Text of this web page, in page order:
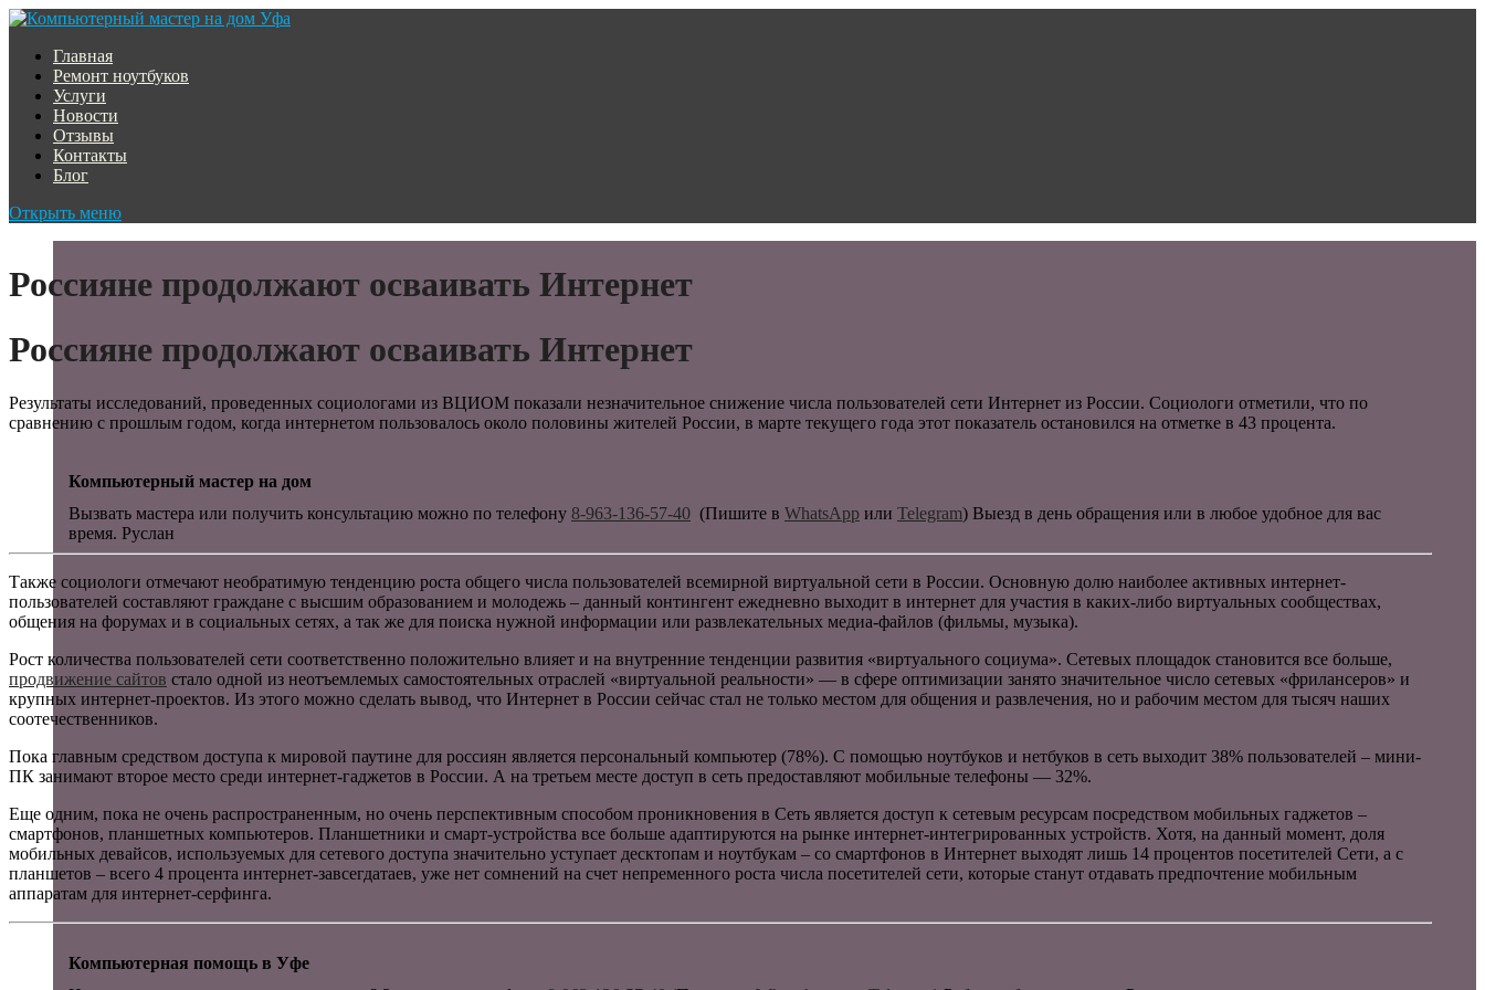
Главная
Ремонт ноутбуков
Услуги
Новости
Отзывы
Контакты
Блог
Открыть меню
Россияне продолжают осваивать Интернет
Россияне продолжают осваивать Интернет
Результаты исследований, проведенных социологами из ВЦИОМ показали незначительное снижение числа пользователей сети Интернет из России. Социологи отметили, что по
сравнению с прошлым годом, когда интернетом пользовалось около половины жителей России, в марте текущего года этот показатель остановился на отметке в 43 процента.
Компьютерный мастер на дом
Вызвать мастера или получить консультацию можно по телефону 8-963-136-57-40 (Пишите в WhatsApp или Telegram) Выезд в день обращения или в любое удобное для вас
время. Руслан
Также социологи отмечают необратимую тенденцию роста общего числа пользователей всемирной виртуальной сети в России. Основную долю наиболее активных интернет-
пользователей составляют граждане с высшим образованием и молодежь – данный контингент ежедневно выходит в интернет для участия в каких-либо виртуальных сообществах,
общения на форумах и в социальных сетях, а так же для поиска нужной информации или развлекательных медиа-файлов (фильмы, музыка).
Рост количества пользователей сети соответственно положительно влияет и на внутренние тенденции развития «виртуального социума». Сетевых площадок становится все больше,
продвижение сайтов стало одной из неотъемлемых самостоятельных отраслей «виртуальной реальности» — в сфере оптимизации занято значительное число сетевых «фрилансеров» и
крупных интернет-проектов. Из этого можно сделать вывод, что Интернет в России сейчас стал не только местом для общения и развлечения, но и рабочим местом для тысяч наших
соотечественников.
Пока главным средством доступа к мировой паутине для россиян является персональный компьютер (78%). С помощью ноутбуков и нетбуков в сеть выходит 38% пользователей – мини-
ПК занимают второе место среди интернет-гаджетов в России. А на третьем месте доступ в сеть предоставляют мобильные телефоны — 32%.
Еще одним, пока не очень распространенным, но очень перспективным способом проникновения в Сеть является доступ к сетевым ресурсам посредством мобильных гаджетов –
смартфонов, планшетных компьютеров. Планшетники и смарт-устройства все больше адаптируются на рынке интернет-интегрированных устройств. Хотя, на данный момент, доля
мобильных девайсов, используемых для сетевого доступа значительно уступает десктопам и ноутбукам – со смартфонов в Интернет выходят лишь 14 процентов посетителей Сети, а с
планшетов – всего 4 процента интернет-завсегдатаев, уже нет сомнений на счет непременного роста числа посетителей сети, которые станут отдавать предпочтение мобильным
аппаратам для интернет-серфинга.
Компьютерная помощь в Уфе